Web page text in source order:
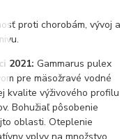
proti chorobám, vývoj a
2021: Gammarus pulex
pre mäsožravé vodné
kvalite výživového profilu
Bohužiaľ pôsobenie
oblasti. Oteplenie
vplyv na množstvo